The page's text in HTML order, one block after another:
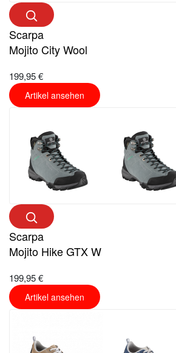
Scarpa
Mojito City Wool
199,95 €
Artikel ansehen
Scarpa
Mojito Hike GTX W
199,95 €
Artikel ansehen